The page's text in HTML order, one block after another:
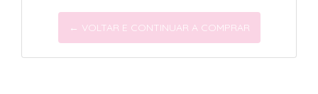
← VOLTAR E CONTINUAR A COMPRAR